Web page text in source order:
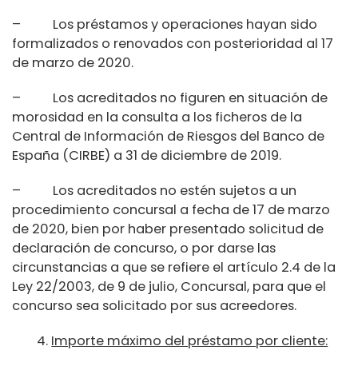
– Los préstamos y operaciones hayan sido
formalizados o renovados con posterioridad al 17
de marzo de 2020.
– Los acreditados no figuren en situación de
morosidad en la consulta a los ficheros de la
Central de Información de Riesgos del Banco de
España (CIRBE) a 31 de diciembre de 2019.
– Los acreditados no estén sujetos a un
procedimiento concursal a fecha de 17 de marzo
de 2020, bien por haber presentado solicitud de
declaración de concurso, o por darse las
circunstancias a que se refiere el artículo 2.4 de la
Ley 22/2003, de 9 de julio, Concursal, para que el
concurso sea solicitado por sus acreedores.
Importe máximo del préstamo por cliente: